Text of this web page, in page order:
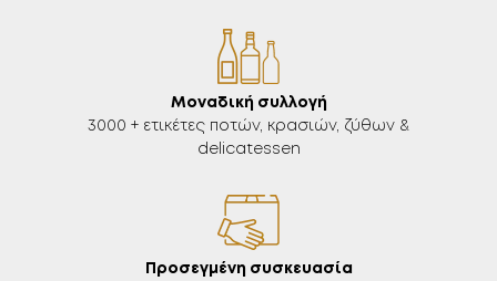
Μοναδική συλλογή
3000 + ετικέτες ποτών, κρασιών, ζύθων &
delicatessen
Προσεγμένη συσκευασία